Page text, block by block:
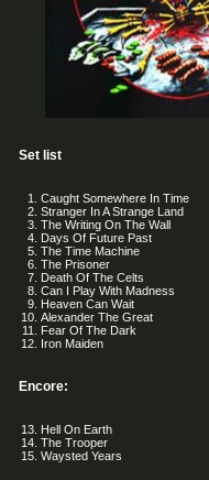
Set list
Caught Somewhere In Time
Stranger In A Strange Land
The Writing On The Wall
Days Of Future Past
The Time Machine
The Prisoner
Death Of The Celts
Can I Play With Madness
Heaven Can Wait
Alexander The Great
Fear Of The Dark
Iron Maiden
Encore:
Hell On Earth
The Trooper
Waysted Years